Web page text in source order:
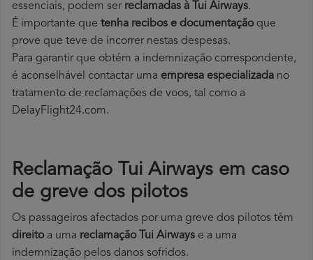
essenciais, podem ser reclamadas à Tui Airways.
É importante que tenha recibos e documentaçãoque
prove que teve de incorrer nestas despesas.
Para garantir que obtém a indemnização correspondente,
é aconselhável contactar uma empresa especializada no
tratamento de reclamações de voos, tal como a
DelayFlight24.com.
Reclamação Tui Airways em caso
de greve dos pilotos
Os passageiros afectados por uma greve dos pilotos têm
direitoa uma reclamação Tui Airways e a uma
indemnização pelos danos sofridos.